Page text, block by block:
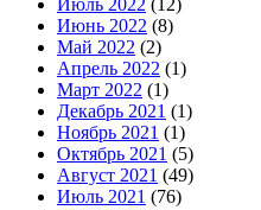
Июль 2022 (12)
Июнь 2022 (8)
Май 2022 (2)
Апрель 2022 (1)
Март 2022 (1)
Декабрь 2021 (1)
Ноябрь 2021 (1)
Октябрь 2021 (5)
Август 2021 (49)
Июль 2021 (76)